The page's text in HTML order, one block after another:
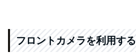
フロントカメラを利用する